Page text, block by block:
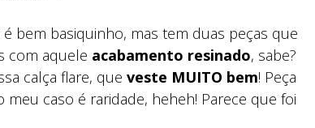
bem basiquinho, mas tem duas peças que
com aquele acabamento resinado, sabe?
calça flare, que veste MUITO bem! Peça
caso é raridade, heheh! Parece que foi